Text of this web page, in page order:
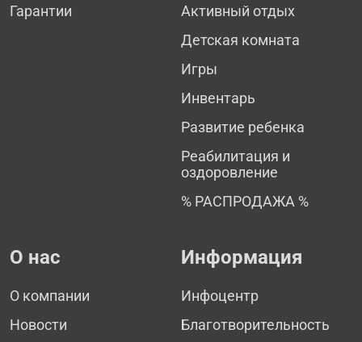
Гарантии
Активный отдых
Детская комната
Игры
Инвентарь
Развитие ребенка
Реабилитация и
оздоровление
% РАСПРОДАЖА %
О нас
О компании
Новости
Информация
Инфоцентр
Благотворительность